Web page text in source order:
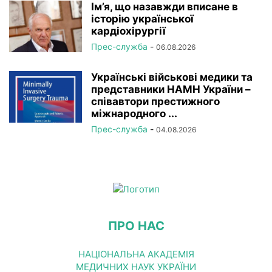
Ім’я, що назавжди вписане в
історію української
кардіохірургії
Прес-служба - 06.08.2026
Українські військові медики та
представники НАМН України –
співавтори престижного
міжнародного ...
Прес-служба - 04.08.2026
ПРО НАС
НАЦІОНАЛЬНА АКАДЕМІЯ
МЕДИЧНИХ НАУК УКРАЇНИ